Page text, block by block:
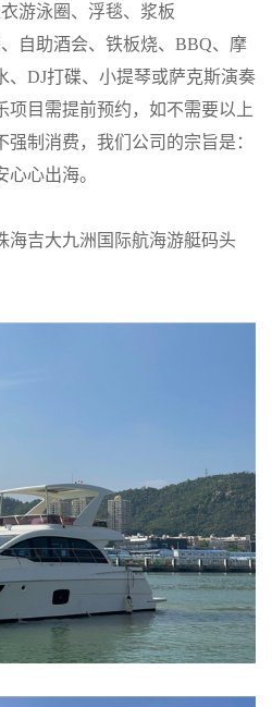
游泳圈、浮毯、浆板
自助酒会、铁板烧、 BBQ、摩
、DJ打碟、小提琴或萨克斯演奏
项目 需提前预约 ，如不需要以上
制消费，我们公司的宗旨是：
心出海。
海吉大九洲国际航海游艇码头